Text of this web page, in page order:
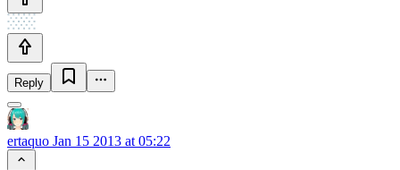
Reply
ertaquo Jan 15 2013 at 05:22